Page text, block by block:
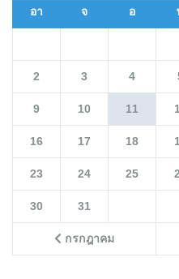
อา จ อ
กรกฎาคม
2 3 4
9 10 11
16 17 18
23 24 25
30 31